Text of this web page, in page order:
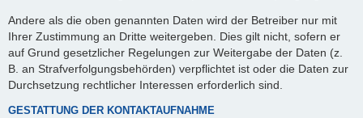
Andere als die oben genannten Daten wird der Betreiber nur mit
Ihrer Zustimmung an Dritte weitergeben. Dies gilt nicht, sofern er
auf Grund gesetzlicher Regelungen zur Weitergabe der Daten (z.
B. an Strafverfolgungsbehörden) verpflichtet ist oder die Daten zur
Durchsetzung rechtlicher Interessen erforderlich sind.
GESTATTUNG DER KONTAKTAUFNAHME